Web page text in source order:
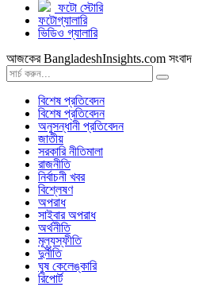
ফটো স্টোরি
ফটোগ্যালারি
ভিডিও গ্যালারি
আজকের BangladeshInsights.com সংবাদ
বিশেষ প্রতিবেদন
বিশেষ প্রতিবেদন
অনুসন্ধানী প্রতিবেদন
জাতীয়
সরকারি নীতিমালা
রাজনীতি
নির্বাচনী খবর
বিশ্লেষণ
অপরাধ
সাইবার অপরাধ
অর্থনীতি
মূল্যস্ফীতি
দুর্নীতি
ঘুষ কেলেঙ্কারি
রিপোর্ট